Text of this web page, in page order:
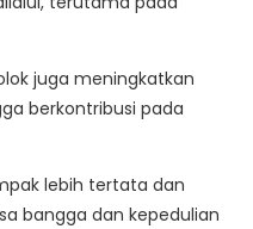
juga meningkatkan
berkontribusi pada
lebih tertata dan
bangga dan kepedulian